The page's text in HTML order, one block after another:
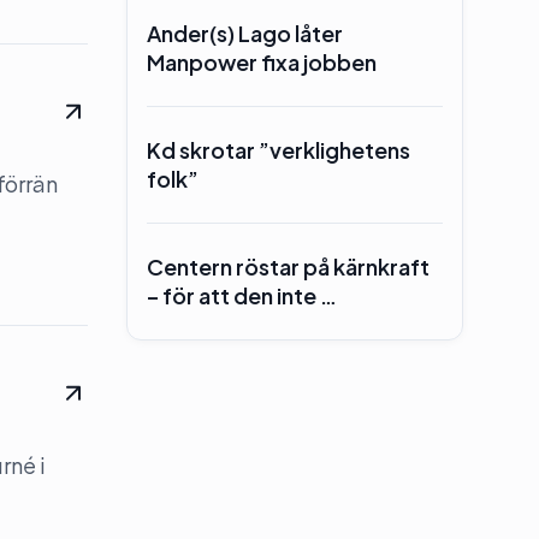
i
Ander(s) Lago låter
Manpower fixa jobben
Kd skrotar ”verklighetens
folk”
Centern röstar på kärnkraft
– för att den inte …